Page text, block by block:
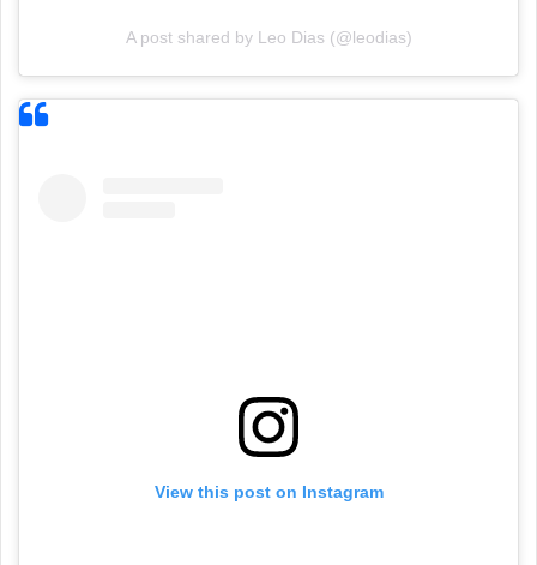
A post shared by Leo Dias (@leodias)
View this post on Instagram